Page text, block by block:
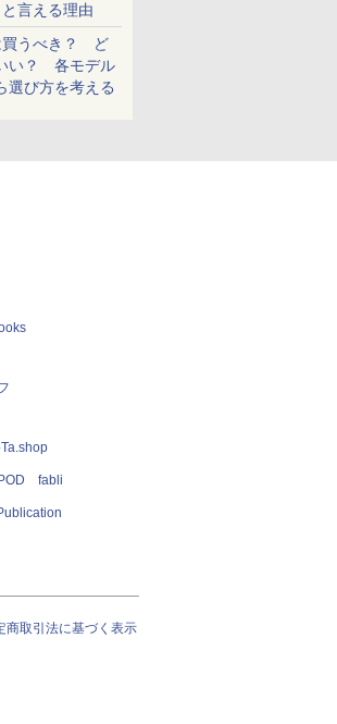
と言える理由
買うべき？ ど
い？ 各モデル
選び方を考える
fabli
商取引法に基づく表示